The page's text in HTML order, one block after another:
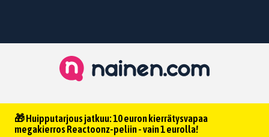
🎁 Huipputarjous jatkuu: 10 euron kierrätysvapaa
megakierros Reactoonz-peliin - vain 1 eurolla!